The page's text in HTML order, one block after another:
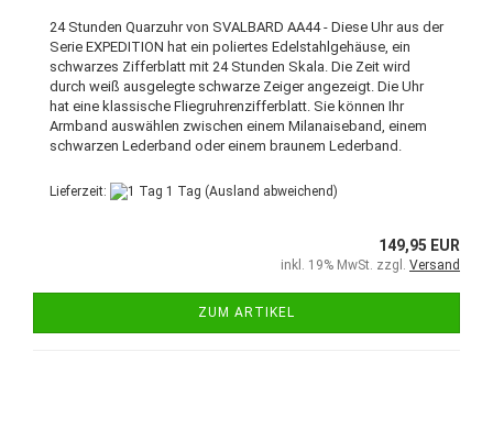
24 Stunden Quarzuhr von SVALBARD AA44 - Diese Uhr aus der
Serie EXPEDITION hat ein poliertes Edelstahlgehäuse, ein
schwarzes Zifferblatt mit 24 Stunden Skala. Die Zeit wird
durch weiß ausgelegte schwarze Zeiger angezeigt. Die Uhr
hat eine klassische Fliegruhrenzifferblatt. Sie können Ihr
Armband auswählen zwischen einem Milanaiseband, einem
schwarzen Lederband oder einem braunem Lederband.
Lieferzeit: 1 Tag (Ausland abweichend)
149,95 EUR
inkl. 19% MwSt. zzgl. Versand
ZUM ARTIKEL